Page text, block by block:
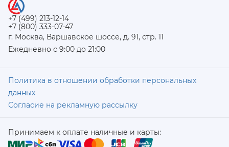
+7 (499) 213-12-14
+7 (800) 333-07-47
г. Москва, Варшавское шоссе, д. 91, стр. 11
Ежедневно с 9:00 до 21:00
Политика в отношении обработки персональных
данных
Согласие на рекламную рассылку
Принимаем к оплате наличные и карты: